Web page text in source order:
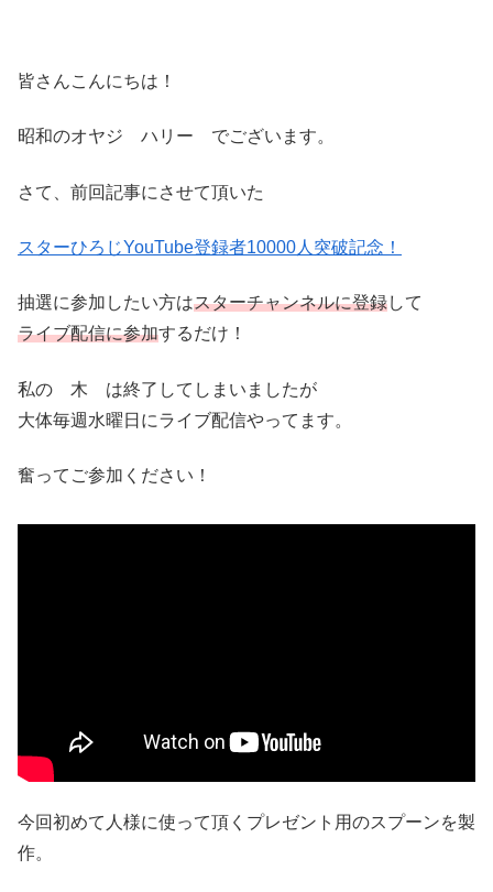
皆さんこんにちは！
昭和のオヤジ ハリー でございます。
さて、前回記事にさせて頂いた
スターひろじYouTube登録者10000人突破記念！
抽選に参加したい方はスターチャンネルに登録して
ライブ配信に参加するだけ！
私の 木 は終了してしまいましたが
大体毎週水曜日にライブ配信やってます。
奮ってご参加ください！
今回初めて人様に使って頂くプレゼント用のスプーンを製
作。